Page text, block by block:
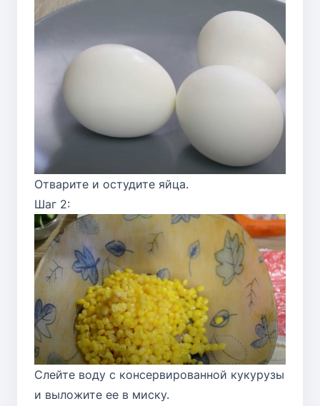
Отварите и остудите яйца.
Шаг 2:
Слейте воду с консервированной кукурузы
и выложите ее в миску.